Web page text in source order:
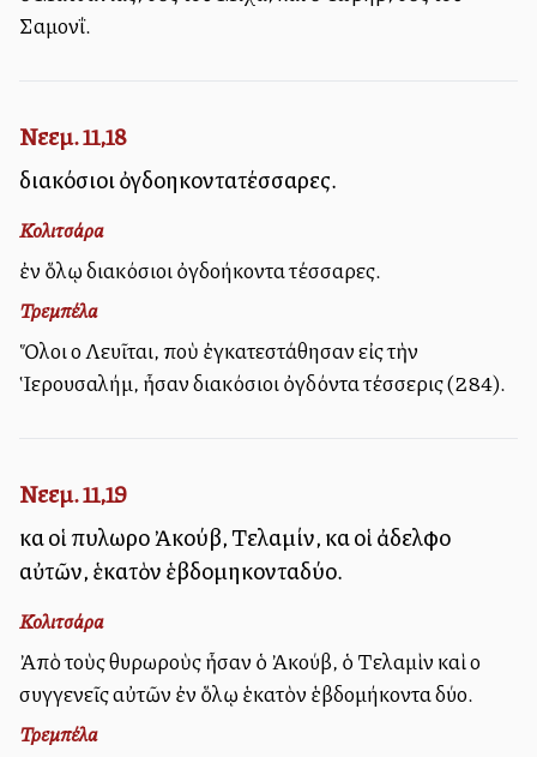
Σαμονΐ.
Νεεμ. 11,18
διακόσιοι ὀγδοηκοντατέσσαρες.
Κολιτσάρα
ἐν ὅλῳ διακόσιοι ὀγδοήκοντα τέσσαρες.
Τρεμπέλα
Ὅλοι οἱ Λευῖται, ποὺ ἐγκατεστάθησαν εἰς τὴν
Ἱερουσαλήμ, ἦσαν διακόσιοι ὀγδόντα τέσσερις (284).
Νεεμ. 11,19
καὶ οἱ πυλωροὶ Ἀκούβ, Τελαμίν, καὶ οἱ ἀδελφοὶ
αὐτῶν, ἑκατὸν ἑβδομηκονταδύο.
Κολιτσάρα
Ἀπὸ τοὺς θυρωροὺς ἦσαν ὁ Ἀκούβ, ὁ Τελαμὶν καὶ οἱ
συγγενεῖς αὐτῶν ἐν ὅλῳ ἑκατὸν ἑβδομήκοντα δύο.
Τρεμπέλα